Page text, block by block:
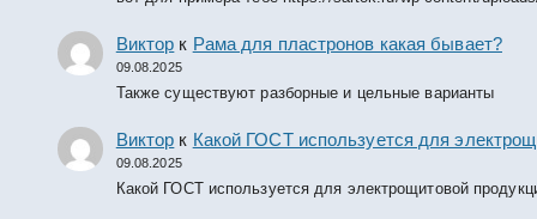
Виктор к Рама для пластронов какая бывает?
09.08.2025
Также существуют разборные и цельные варианты
Виктор к Какой ГОСТ используется для
09.08.2025
Какой ГОСТ используется для электрощитовой